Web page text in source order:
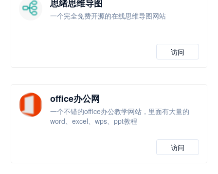
思绪思维导图
一个完全免费开源的在线思维导图网站
访问
office办公网
一个不错的office办公教学网站，里面有大量的
word、excel、wps、ppt教程
访问